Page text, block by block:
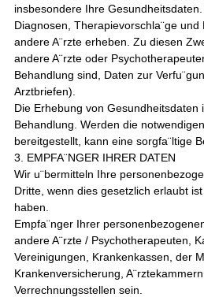
insbesondere Ihre Gesundheitsdaten.
Diagnosen, Therapievorschla¨ge
andere A¨rzte erheben. Zu diesen
andere A¨rzte oder
Behandlung sind, Daten zur
Arztbriefen).
Die Erhebung von Gesundheitsdaten
Behandlung. Werden die
bereitgestellt, kann eine sorgfa¨ltige
3. EMPFA¨NGER IHRER DATEN
Wir u¨bermitteln Ihre
Dritte, wenn dies gesetzlich erlaubt
haben.
Empfa¨nger Ihrer
andere A¨rzte / Psychotherapeuten,
Vereinigungen, Krankenkassen, der
Krankenversicherung,
Verrechnungsstellen sein.